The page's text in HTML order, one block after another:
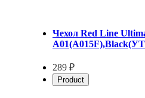
Чехол Red Line
289 ₽
Product